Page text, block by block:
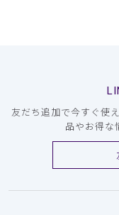
友だち追加で今すぐ使
品やお得な